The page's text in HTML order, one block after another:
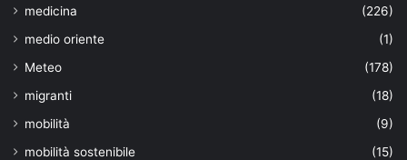
medicina
(226)
medio oriente
(1)
Meteo
(178)
migranti
(18)
mobilità
(9)
mobilità sostenibile
(15)